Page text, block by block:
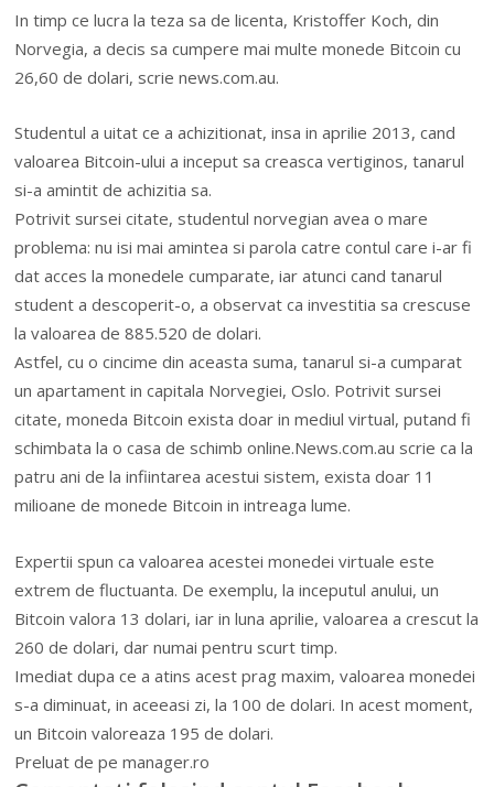
In timp ce lucra la teza sa de licenta, Kristoffer Koch, din
Norvegia, a decis sa cumpere mai multe monede Bitcoin cu
26,60 de dolari, scrie news.com.au.
Studentul a uitat ce a achizitionat, insa in aprilie 2013, cand
valoarea Bitcoin-ului a inceput sa creasca vertiginos, tanarul
si-a amintit de achizitia sa.
Potrivit sursei citate, studentul norvegian avea o mare
problema: nu isi mai amintea si parola catre contul care i-ar fi
dat acces la monedele cumparate, iar atunci cand tanarul
student a descoperit-o, a observat ca investitia sa crescuse
la valoarea de 885.520 de dolari.
Astfel, cu o cincime din aceasta suma, tanarul si-a cumparat
un apartament in capitala Norvegiei, Oslo. Potrivit sursei
citate, moneda Bitcoin exista doar in mediul virtual, putand fi
schimbata la o casa de schimb online.News.com.au scrie ca la
patru ani de la infiintarea acestui sistem, exista doar 11
milioane de monede Bitcoin in intreaga lume.
Expertii spun ca valoarea acestei monedei virtuale este
extrem de fluctuanta. De exemplu, la inceputul anului, un
Bitcoin valora 13 dolari, iar in luna aprilie, valoarea a crescut la
260 de dolari, dar numai pentru scurt timp.
Imediat dupa ce a atins acest prag maxim, valoarea monedei
s-a diminuat, in aceeasi zi, la 100 de dolari. In acest moment,
un Bitcoin valoreaza 195 de dolari.
Preluat de pe manager.ro